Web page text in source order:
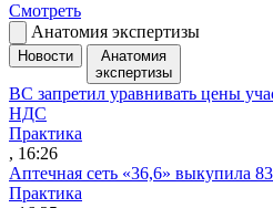
Смотреть
Анатомия экспертизы
Новости
Анатомия
экспертизы
ВС запретил уравнивать цены
НДС
Практика
, 16:26
Аптечная сеть «36,6» выкупила
Практика